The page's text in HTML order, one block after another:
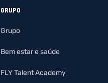
GRUPO
Grupo
Bem estar e saúde
FLY Talent Academy